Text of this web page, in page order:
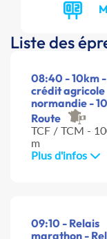
Liste des
08:40 - 10km -
crédit agricole
normandie -
Route
TCF / TCM -
m
Plus d'infos
09:10 - Relais
marathon -